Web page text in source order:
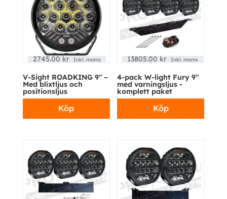
2745.00kr Inkl. moms
V-Sight ROADKING 9″ –
Med blixtljus och
positionsljus
Köp
13805.00 kr Inkl. moms
4-pack W-light Fury 9″
med varningsljus -
komplett paket
Köp